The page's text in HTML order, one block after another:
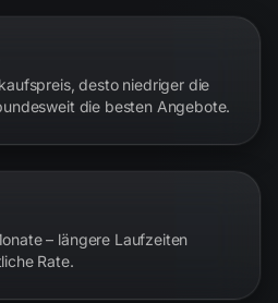
desto niedriger die
die besten Angebote.
– längere Laufzeiten
Rate.